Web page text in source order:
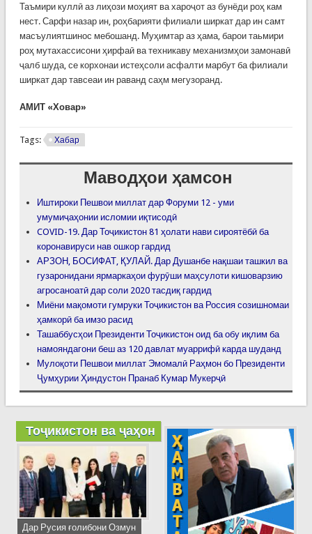
Таъмири куллӣ аз лиҳози моҳият ва хароҷот аз бунёди роҳ кам
нест. Сарфи назар ин, роҳбарияти филиали ширкат дар ин самт
масъулиятшинос мебошанд. Муҳимтар аз ҳама, барои таьмири
роҳ мутахассисони ҳирфаӣ ва техникаву механизмҳои замонавӣ
ҷалб шуда, се корхонаи истеҳсоли асфалти марбут ба филиали
ширкат дар тавсеаи ин раванд саҳм мегузоранд.
АМИТ «Ховар»
Tags: Хабар
Маводҳои ҳамсон
Иштироки Пешвои миллат дар Форуми 12 - уми
умумиҷаҳонии исломии иқтисодӣ
COVID-19. Дар Тоҷикистон 81 ҳолати нави сироятёбӣ ба
коронавируси нав ошкор гардид
АРЗОН, БОСИФАТ, ҚУЛАЙ. Дар Душанбе нақшаи ташкил ва
гузаронидани ярмаркаҳои фурӯши маҳсулоти кишоварзию
агросаноатӣ дар соли 2020 тасдиқ гардид
Миёни мақомоти гумруки Тоҷикистон ва Россия созишномаи
ҳамкорӣ ба имзо расид
Ташаббусҳои Президенти Тоҷикистон оид ба обу иқлим ба
намояндагони беш аз 120 давлат муаррифӣ карда шуданд
Мулоқоти Пешвои миллат Эмомалӣ Раҳмон бо Президенти
Ҷумҳурии Ҳиндустон Пранаб Кумар Мукерҷӣ
Тоҷикистон ва ҷаҳон
Дар Русия ғолибони Озмун